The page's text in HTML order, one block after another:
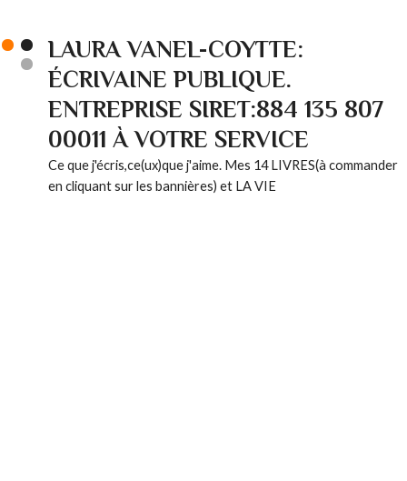
LAURA VANEL-COYTTE:
ÉCRIVAINE PUBLIQUE.
ENTREPRISE SIRET:884 135 807
00011 À VOTRE SERVICE
Ce que j'écris,ce(ux)que j'aime. Mes 14 LIVRES(à commander
en cliquant sur les bannières) et LA VIE